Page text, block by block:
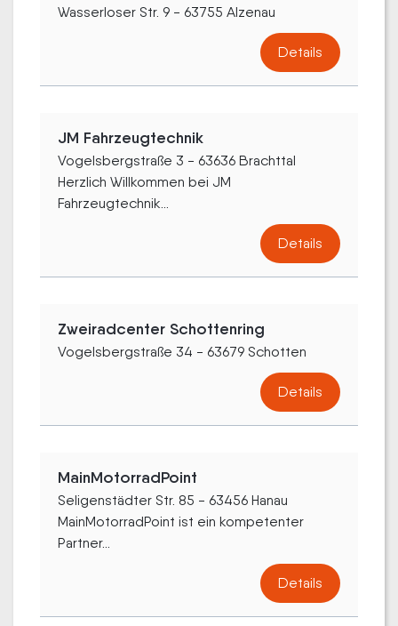
Wasserloser Str. 9 - 63755 Alzenau
Details
JM Fahrzeugtechnik
Vogelsbergstraße 3 - 63636 Brachttal
Herzlich Willkommen bei JM
Fahrzeugtechnik...
Details
Zweiradcenter Schottenring
Vogelsbergstraße 34 - 63679 Schotten
Details
MainMotorradPoint
Seligenstädter Str. 85 - 63456 Hanau
MainMotorradPoint ist ein kompetenter
Partner...
Details